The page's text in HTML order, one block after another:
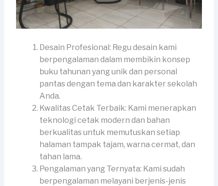
Desain Profesional: Regu desain kami
berpengalaman dalam membikin konsep
buku tahunan yang unik dan personal
pantas dengan tema dan karakter sekolah
Anda.
Kwalitas Cetak Terbaik: Kami menerapkan
teknologi cetak modern dan bahan
berkualitas untuk memutuskan setiap
halaman tampak tajam, warna cermat, dan
tahan lama.
Pengalaman yang Ternyata: Kami sudah
berpengalaman melayani berjenis-jenis